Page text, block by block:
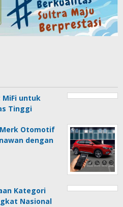
untuk
Tinggi
Otomotif
dengan
Kategori
Nasional